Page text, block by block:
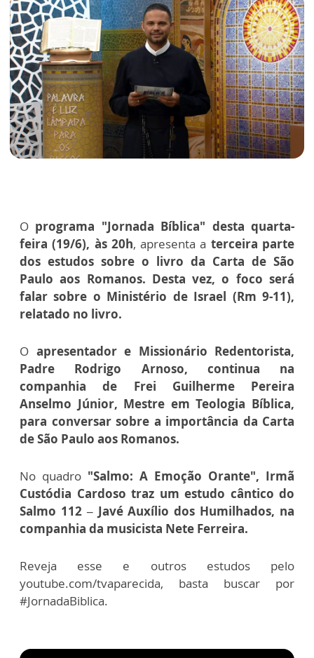
O programa "Jornada Bíblica" desta quarta-
feira (19/6), às 20h, apresenta a terceira parte
dos estudos sobre o livro da Carta de São
Paulo aos Romanos. Desta vez, o foco será
falar sobre o Ministério de Israel (Rm 9-11),
relatado no livro.
O apresentador e Missionário Redentorista,
Padre Rodrigo Arnoso, continua na
companhia de Frei Guilherme Pereira
Anselmo Júnior, Mestre em Teologia Bíblica,
para conversar sobre a importância da Carta
de São Paulo aos Romanos.
No quadro "Salmo: A Emoção Orante", Irmã
Custódia Cardoso traz um estudo cântico do
Salmo 112 – Javé Auxílio dos Humilhados, na
companhia da musicista Nete Ferreira.
Reveja esse e outros estudos pelo
youtube.com/tvaparecida, basta buscar por
#JornadaBiblica.